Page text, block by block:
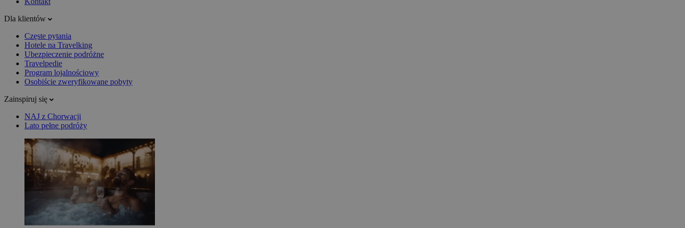
Dla klientów
Częste pytania
Hotele na Travelking
Ubezpieczenie podróżne
Travelpedie
Program lojalnościowy
Osobiście zweryfikowane pobyty
Zainspiruj się
NAJ z Chorwacji
Lato pełne podróży